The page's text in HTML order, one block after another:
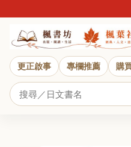
更正啟事 專欄推薦 購